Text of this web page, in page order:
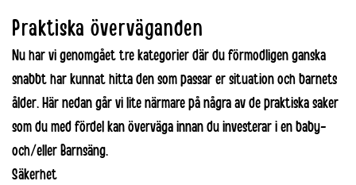
Praktiska överväganden
Nu har vi genomgået tre kategorier där du förmodligen ganska
snabbt har kunnat hitta den som passar er situation och barnets
ålder. Här nedan går vi lite närmare på några av de praktiska saker
som du med fördel kan överväga innan du investerar i en baby-
och/eller Barnsäng.
Säkerhet